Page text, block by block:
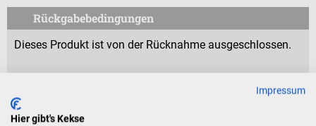
Rückgabebedingungen
Dieses Produkt ist von der Rücknahme ausgeschlossen.
Verträgen zur Lieferung versiegelter Waren, die aus
Gründen des Gesundheitsschutzes oder der Hygiene nicht
Impressum
Hier gibt's Kekse